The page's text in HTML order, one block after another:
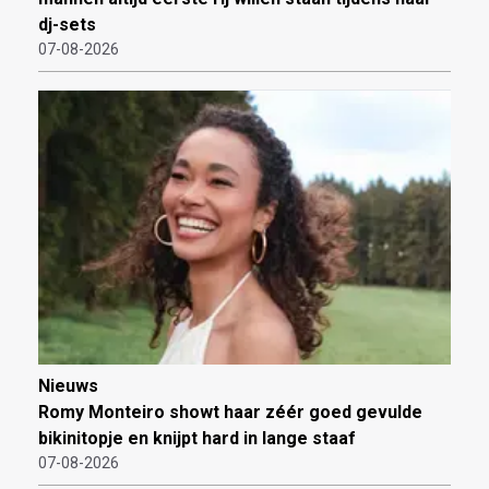
dj-sets
07-08-2026
Nieuws
Romy Monteiro showt haar zéér goed gevulde
bikinitopje en knijpt hard in lange staaf
07-08-2026